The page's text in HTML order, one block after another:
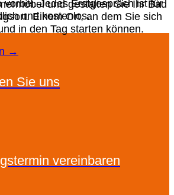
vorbei. Jedes Erstgespräch ist für
und kostenlos.
Sie uns
vereinbaren
und gestalten Sie Ihr Bad
Einem Ort, an dem Sie sich
in den Tag starten können.
→